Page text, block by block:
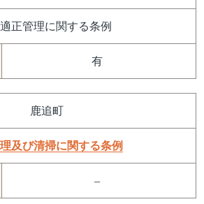
正管理に関する条例
有
鹿追町
及び清掃に関する条例
–